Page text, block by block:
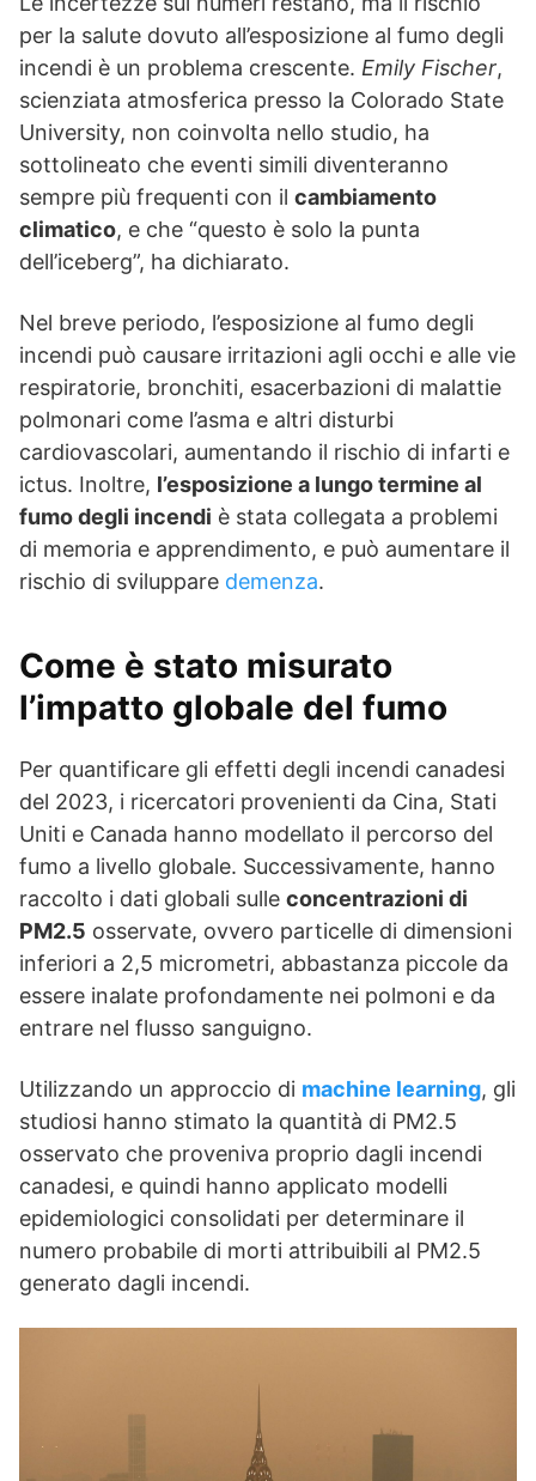
per la salute dovuto all’esposizione al fumo degli
incendi è un problema crescente. Emily Fischer,
scienziata atmosferica presso la Colorado State
University, non coinvolta nello studio, ha
sottolineato che eventi simili diventeranno
sempre più frequenti con il cambiamento
climatico, e che “questo è solo la punta
dell’iceberg”, ha dichiarato.
Nel breve periodo, l’esposizione al fumo degli
incendi può causare irritazioni agli occhi e alle vie
respiratorie, bronchiti, esacerbazioni di malattie
polmonari come l’asma e altri disturbi
cardiovascolari, aumentando il rischio di infarti e
ictus. Inoltre, l’esposizione a lungo termine al
fumo degli incendi è stata collegata a problemi
di memoria e apprendimento, e può aumentare il
rischio di sviluppare demenza.
Come è stato misurato
l’impatto globale del fumo
Per quantificare gli effetti degli incendi canadesi
del 2023, i ricercatori provenienti da Cina, Stati
Uniti e Canada hanno modellato il percorso del
fumo a livello globale. Successivamente, hanno
raccolto i dati globali sulle concentrazioni di
PM2.5 osservate, ovvero particelle di dimensioni
inferiori a 2,5 micrometri, abbastanza piccole da
essere inalate profondamente nei polmoni e da
entrare nel flusso sanguigno.
Utilizzando un approccio di machine learning, gli
studiosi hanno stimato la quantità di PM2.5
osservato che proveniva proprio dagli incendi
canadesi, e quindi hanno applicato modelli
epidemiologici consolidati per determinare il
numero probabile di morti attribuibili al PM2.5
generato dagli incendi.